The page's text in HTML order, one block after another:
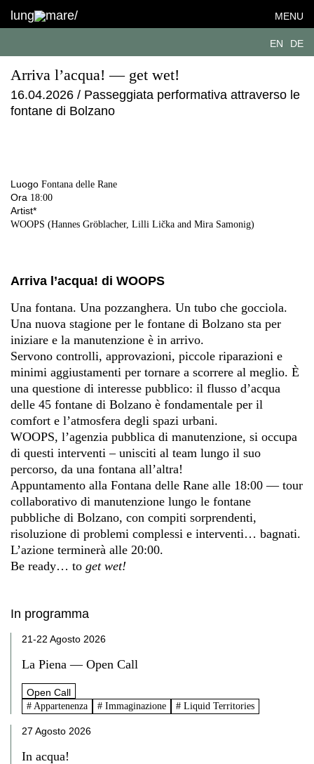
lung mare/ MENU
EN DE
Arriva l’acqua! — get wet!
16.04.2026 / Passeggiata performativa attraverso le
fontane di Bolzano
Luogo Fontana delle Rane
Ora 18:00
Artist*
WOOPS (Hannes Gröblacher, Lilli Lička and Mira Samonig)
Arriva l’acqua! di WOOPS
Una fontana. Una pozzanghera. Un tubo che gocciola.
Una nuova stagione per le fontane di Bolzano sta per
iniziare e la manutenzione è in arrivo.
Servono controlli, approvazioni, piccole riparazioni e
minimi aggiustamenti per tornare a scorrere al meglio. È
una questione di interesse pubblico: il flusso d’acqua
delle 45 fontane di Bolzano è fondamentale per il
comfort e l’atmosfera degli spazi urbani.
WOOPS, l’agenzia pubblica di manutenzione, si occupa
di questi interventi – unisciti al team lungo il suo
percorso, da una fontana all’altra!
Appuntamento alla Fontana delle Rane alle 18:00 — tour
collaborativo di manutenzione lungo le fontane
pubbliche di Bolzano, con compiti sorprendenti,
risoluzione di problemi complessi e interventi… bagnati.
L’azione terminerà alle 20:00.
Be ready… to get wet!
In programma
21-22 Agosto 2026
La Piena — Open Call
Open Call
# Appartenenza # Immaginazione # Liquid Territories
27 Agosto 2026
In acqua!